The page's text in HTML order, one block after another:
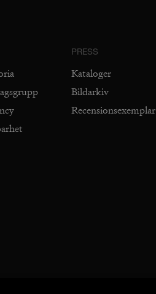
PRESS
Kataloger
Bildarkiv
Recensionsexemplar